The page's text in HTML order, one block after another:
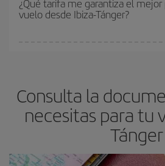
y de que las tarifas más baratas (turista)
¿Qué tarifa me garantiza el
vuelo desde Ibiza-Tánger?
Consulta la
necesitas para tu
Tánger